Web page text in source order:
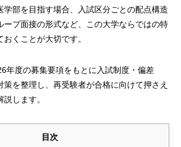
学部を目指す場合、入試区分ごとの配点構造
ープ面接の形式など、この大学ならではの特
くことが大切です。
年度の募集要項をもとに入試制度・偏差
策を整理し、再受験者が合格に向けて押さえ
します。
目次